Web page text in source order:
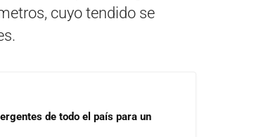
cuyo tendido se
de todo el país para un